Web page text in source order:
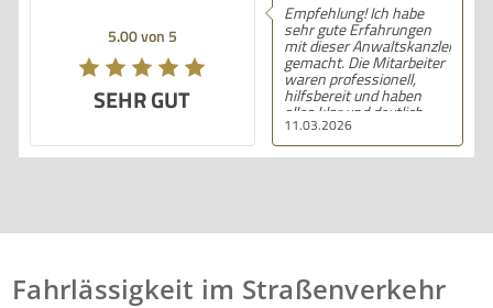
5.00 von 5
SEHR GUT
11.03.2026
Empfehlung! Ich habe
sehr gute Erfahrungen
mit dieser Anwaltskanzlei
gemacht. Die Mitarbeiter
waren professionell,
hilfsbereit und haben
alles klar und deutlich
erklärt. Ich bin mit der
Beratung sehr zufrieden
und kann ihre
Fahrlässigkeit im Straßenverkehr